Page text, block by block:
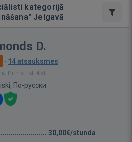
kategorijā
Jelgavā
D.
· 14 atsauksmes
Pirms 1 d. 4 st.
По-русски
30,00€/stunda